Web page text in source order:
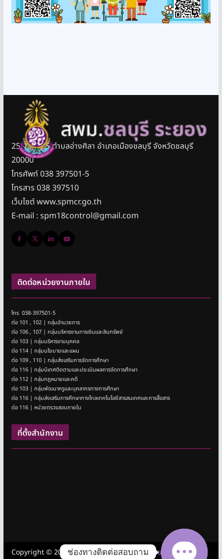
25/11 หมู่ 5 ตำบลอ่างศิลา อำเภอเมืองชลบุรี จังหวัดชลบุรี
20000
โทรศัพท์ 038 397501-5
โทรสาร 038 397510
เว็บไซต์ www.spmcr.go.th
E-mail : spm18control@gmail.com
ติดต่อหน่วยงานภายใน
โทร 038-397501-5
ต่อ 101 , 102 | กลุ่มอำนวยการ
ต่อ 106 , 107 | กลุ่มบริหารงานการเงินและสินทรัพย์
ต่อ 103 | กลุ่มบริหารงานบุคคล
ต่อ 114 | กลุ่มนโยบายและแผน
ต่อ 109 , 110 | กลุ่มส่งเสริมการจัดการศึกษา
ต่อ 116 | กลุ่มนิเทศติดตามและประเมินผลการจัดการศึกษา
ต่อ 112 | กลุ่มกฎหมายและคดี
ต่อ 103 | กลุ่มพัฒนาครูและบุคลากรทางการศึกษา
ต่อ 116 | กลุ่มส่งเสริมการศึกษาทางไกลเทคโนโลยีสารสนเทศและการสื่อสาร
ต่อ 116 | หน่วยตรวจสอบภายใน
ที่ตั้งสำนักงาน
Copyright © 2026สำนักงานเขตพื้นที่การศึกษามัธยมศึกษาชลบุรี
ช่องทางติดต่อสอบถาม